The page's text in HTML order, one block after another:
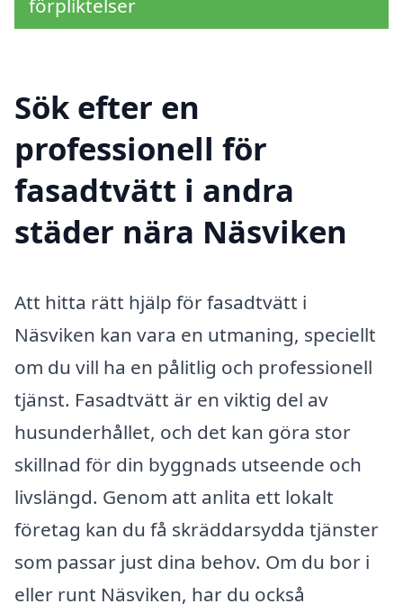
förpliktelser
Sök efter en
professionell för
fasadtvätt i andra
städer nära Näsviken
Att hitta rätt hjälp för fasadtvätt i
Näsviken kan vara en utmaning, speciellt
om du vill ha en pålitlig och professionell
tjänst. Fasadtvätt är en viktig del av
husunderhållet, och det kan göra stor
skillnad för din byggnads utseende och
livslängd. Genom att anlita ett lokalt
företag kan du få skräddarsydda tjänster
som passar just dina behov. Om du bor i
eller runt Näsviken, har du också